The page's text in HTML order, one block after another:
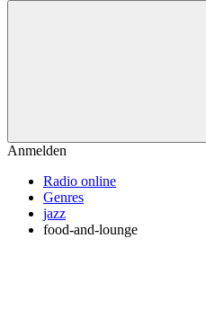
Anmelden
Radio online
Genres
jazz
food-and-lounge